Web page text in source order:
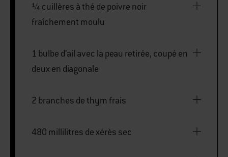
¼ cuillères à thé de poivre noir
fraîchement moulu
1 bulbe d’ail avec la peau retirée, coupé en
deux en diagonale
2 branches de thym frais
480 millilitres de xérès sec